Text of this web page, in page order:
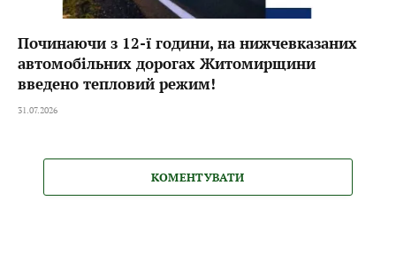
Починаючи з 12-ї години, на нижчевказаних
автомобільних дорогах Житомирщини
введено тепловий режим!
31.07.2026
КОМЕНТУВАТИ